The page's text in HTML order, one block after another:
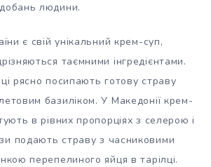
людини.
є свій унікальний крем-суп,
таємними інгредієнтами.
рясно посипають готову страву
базиліком. У Македонії крем-
в рівних пропорціях з селерою і
подають страву з часниковими
перепелиного яйця в тарілці.